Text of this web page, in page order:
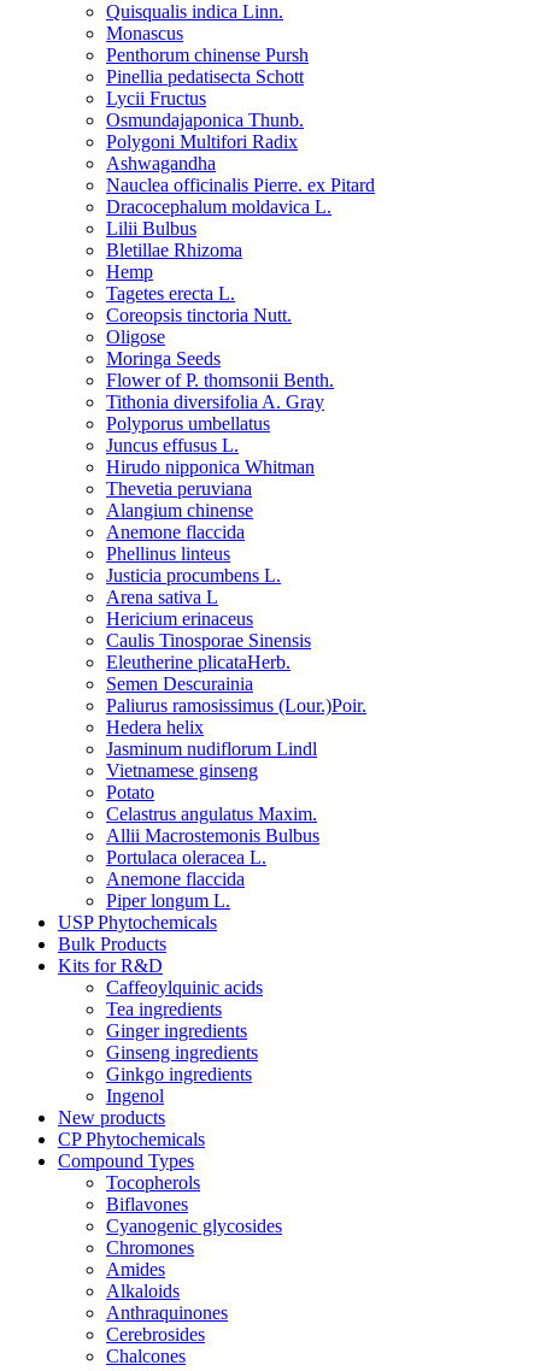
Quisqualis indica Linn.
Monascus
Penthorum chinense Pursh
Pinellia pedatisecta Schott
Lycii Fructus
Osmundajaponica Thunb.
Polygoni Multifori Radix
Ashwagandha
Nauclea officinalis Pierre. ex Pitard
Dracocephalum moldavica L.
Lilii Bulbus
Bletillae Rhizoma
Hemp
Tagetes erecta L.
Coreopsis tinctoria Nutt.
Oligose
Moringa Seeds
Flower of P. thomsonii Benth.
Tithonia diversifolia A. Gray
Polyporus umbellatus
Juncus effusus L.
Hirudo nipponica Whitman
Thevetia peruviana
Alangium chinense
Anemone flaccida
Phellinus linteus
Justicia procumbens L.
Arena sativa L
Hericium erinaceus
Caulis Tinosporae Sinensis
Eleutherine plicataHerb.
Semen Descurainia
Paliurus ramosissimus (Lour.)Poir.
Hedera helix
Jasminum nudiflorum Lindl
Vietnamese ginseng
Potato
Celastrus angulatus Maxim.
Allii Macrostemonis Bulbus
Portulaca oleracea L.
Anemone flaccida
Piper longum L.
USP Phytochemicals
Bulk Products
Kits for R&D
Caffeoylquinic acids
Tea ingredients
Ginger ingredients
Ginseng ingredients
Ginkgo ingredients
Ingenol
New products
CP Phytochemicals
Compound Types
Tocopherols
Biflavones
Cyanogenic glycosides
Chromones
Amides
Alkaloids
Anthraquinones
Cerebrosides
Chalcones